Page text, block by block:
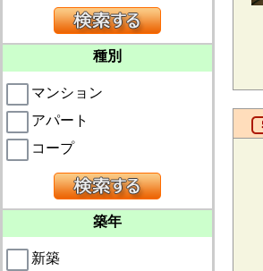
種別
マンション
アパート
コープ
築年
新築